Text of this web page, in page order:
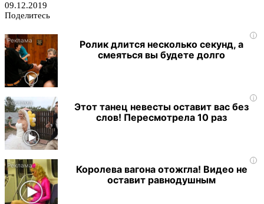
09.12.2019
Поделитесь
i
Ролик длится несколько секунд, а
смеяться вы будете долго
i
Этот танец невесты оставит вас без
слов! Пересмотрела 10 раз
i
Королева вагона отожгла! Видео не
оставит равнодушным